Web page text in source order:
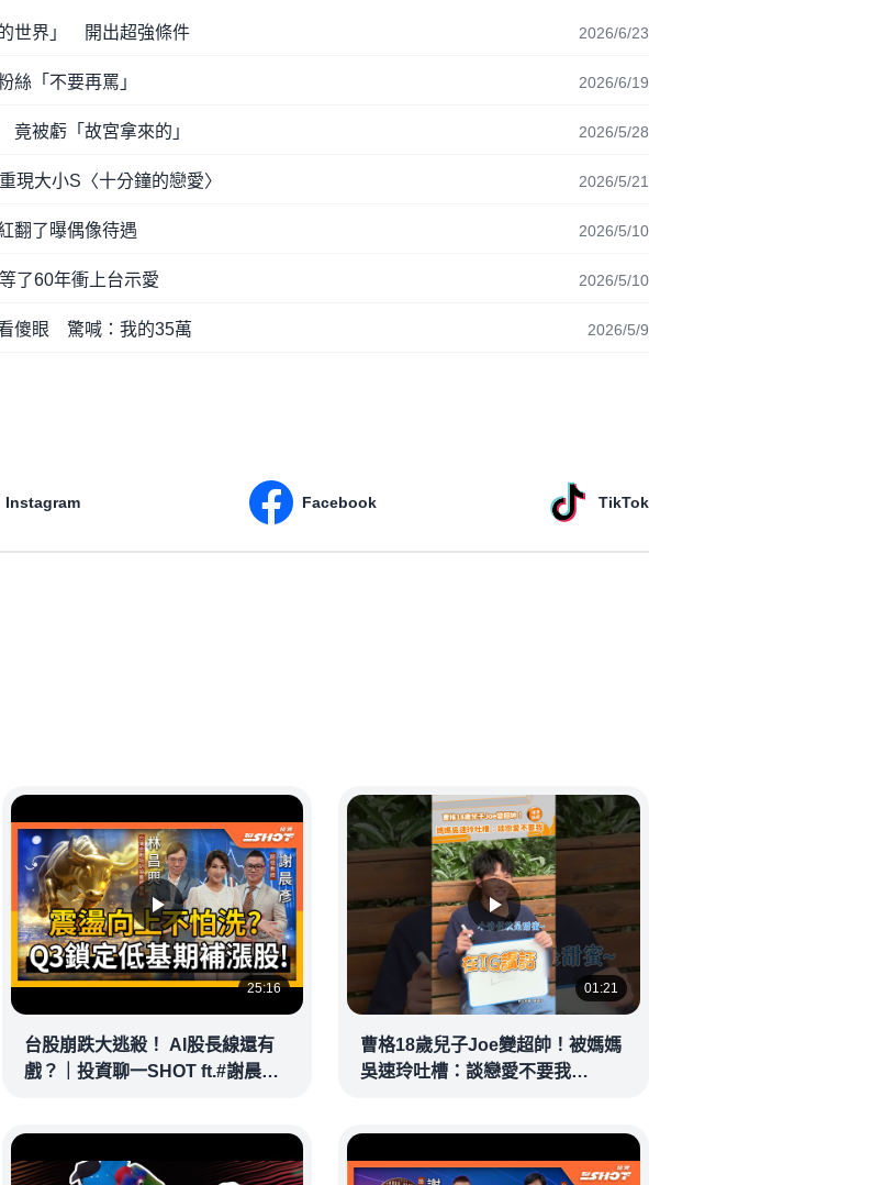
世界」 開出超強條件 2026/6/23
「不要再罵」 2026/6/19
被虧「故宮拿來的」 2026/5/28
大小S〈十分鐘的戀愛〉 2026/5/21
翻了曝偶像待遇 2026/5/10
了60年衝上台示愛 2026/5/10
傻眼 驚喊：我的35萬 2026/5/9
Instagram Facebook TikTok
25:16
台股崩跌大逃殺！ AI股長線還有
戲？｜投資聊一SHOT ft.#謝晨彥
01:21
曹格18歲兒子Joe變超帥！被媽媽
吳速玲吐槽：談戀愛不要我